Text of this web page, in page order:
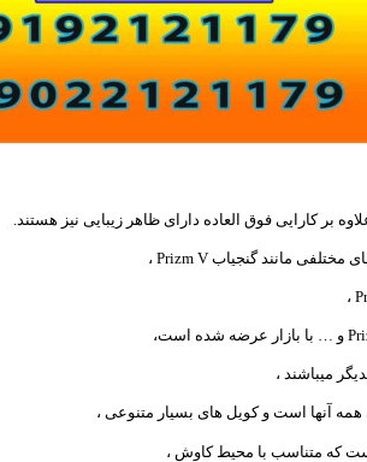
بر کارایی فوق العاده دارای ظاهر زیبایی نیز هستند.
میباشند ،
آنها است و کویل های بسیار متنوعی ،
که متناسب با محیط کاوش ،